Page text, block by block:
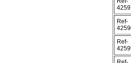
Ref-
Ref-